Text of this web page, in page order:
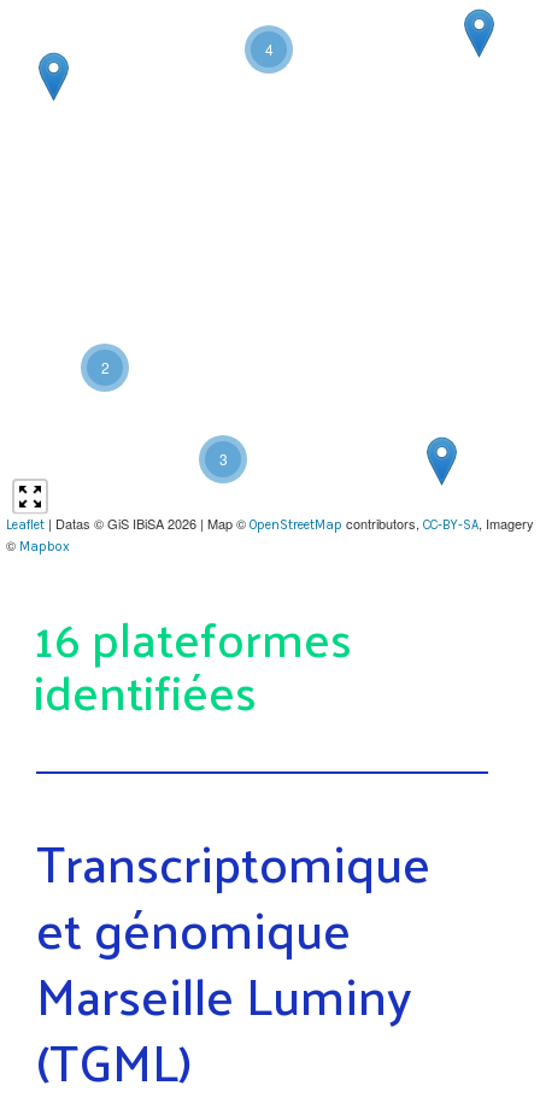
3
4
2
Leaflet | Datas © GiS IBiSA 2026 | Map © OpenStreetMap contributors, CC-BY-SA, Imagery
© Mapbox
16 plateformes
identifiées
Transcriptomique
et génomique
Marseille Luminy
(TGML)